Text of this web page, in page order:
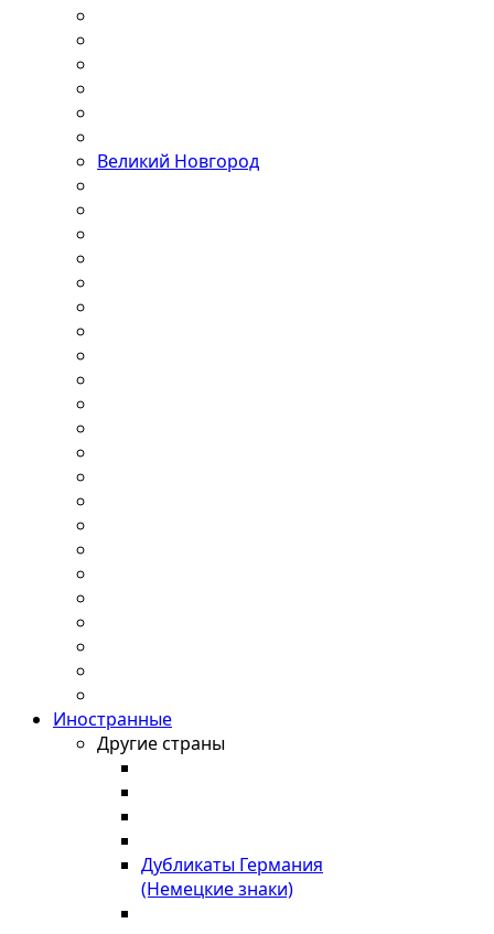
Великий Новгород
Иностранные
Другие страны
Дубликаты Германия
(Немецкие знаки)